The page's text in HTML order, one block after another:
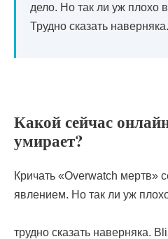
дело. Но так ли уж плохо
Трудно сказать
Какой сейчас
умирает?
Кричать «Overwatch мертв»
явлением. Но так ли уж
трудно сказать наверняка.